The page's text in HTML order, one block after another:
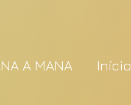
A MANA Início